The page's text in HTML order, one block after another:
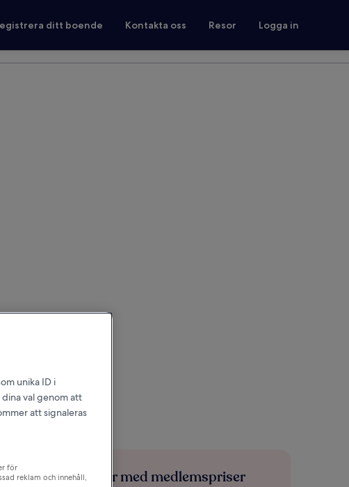
ditt boende Kontakta oss Resor Logga in
Spara mer med medlemspriser
unika ID i
val genom att
att signaleras
för
reklam och innehåll,